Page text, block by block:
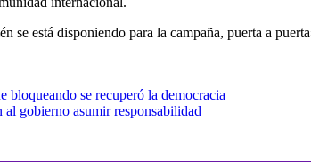
está disponiendo para la campaña, puerta a
bloqueando se recuperó la democracia
al gobierno asumir responsabilidad